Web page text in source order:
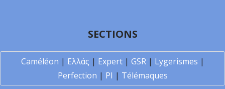
SECTIONS
Caméléon | Ελλάς | Expert| GSR| Lygerismes |
Perfection | PI | Télémaques